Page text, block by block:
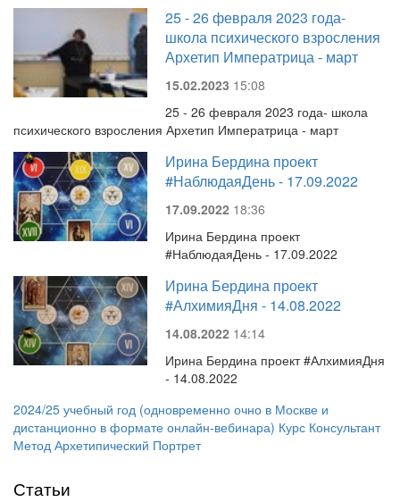
25 - 26 февраля 2023 года-
школа психического взросления
Архетип Императрица - март
15.02.2023 15:08
25 - 26 февраля 2023 года- школа
психического взросления Архетип Императрица - март
Ирина Бердина проект
#НаблюдаяДень - 17.09.2022
17.09.2022 18:36
Ирина Бердина проект
#НаблюдаяДень - 17.09.2022
Ирина Бердина проект
#АлхимияДня - 14.08.2022
14.08.2022 14:14
Ирина Бердина проект #АлхимияДня
- 14.08.2022
2024/25 учебный год (одновременно очно в Москве и
дистанционно в формате онлайн-вебинара) Курс Консультант
Метод Архетипический Портрет
Статьи